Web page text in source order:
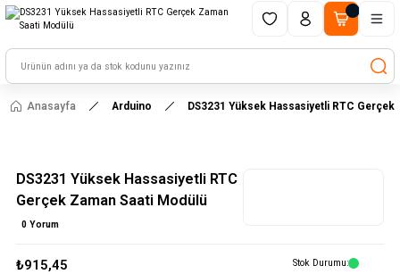
1500 TL ve üzeri alışverişlerinizde kargo ücretsiz!
HAYAL ET - TASARLA - ÇALIŞTIR
Anasayfa Arduino DS3231 Yüksek Hassasiyetli RTC Gerçek
DS3231 Yüksek Hassasiyetli RTC
Gerçek Zaman Saati Modülü
0 Yorum
₺915,45 Stok Durumu